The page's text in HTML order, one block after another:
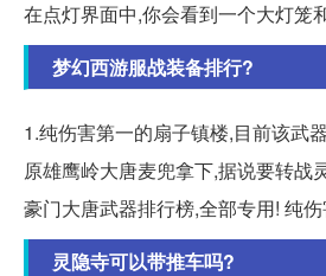
在点灯界面中,你会看到一个大灯笼
梦幻西游服战装备排行?
1.纯伤害第一的扇子镇楼,目前该武
原雄鹰岭大唐麦兜拿下,据说要转战
豪门大唐武器排行榜,全部专用! 纯
灵隐寺可以带推车吗?